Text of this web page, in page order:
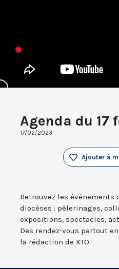
Agenda du 17
17/02/2023
Ajouter à
Retrouvez les événements
diocèses : pèlerinages,
expositions, spectacles,
Des rendez-vous partout
la rédaction de KTO.